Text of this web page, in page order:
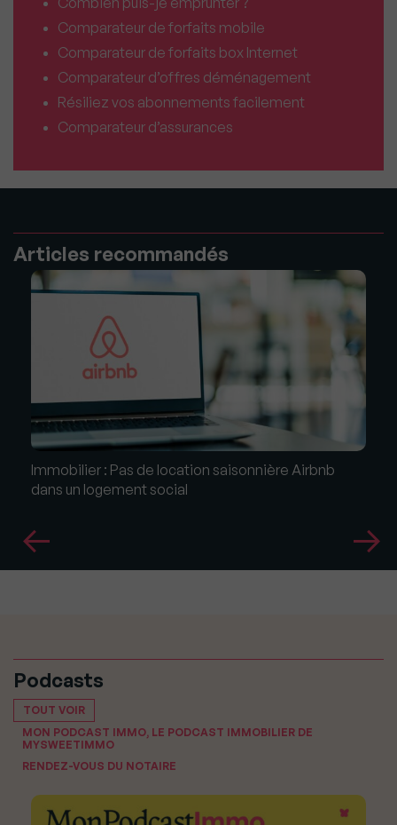
Comparateur de forfaits mobile
Comparateur de forfaits box Internet
Comparateur d’offres déménagement
Résiliez vos abonnements facilement
Comparateur d’assurances
Articles recommandés
Immobilier : Pas de location saisonnière Airbnb
dans un logement social
Podcasts
TOUT VOIR
MON PODCAST IMMO, LE PODCAST IMMOBILIER DE
MYSWEETIMMO
RENDEZ-VOUS DU NOTAIRE